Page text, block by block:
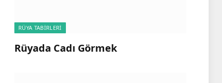
RÜYA TABIRLERI
Rüyada Cadı Görmek